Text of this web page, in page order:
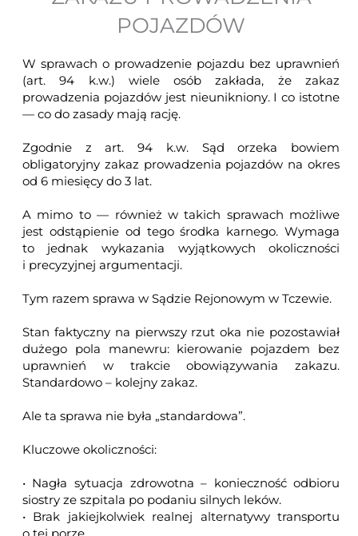
POJAZDÓW
W sprawach o prowadzenie pojazdu bez uprawnień
(art. 94 k.w.) wiele osób zakłada, że zakaz
prowadzenia pojazdów jest nieunikniony. I co istotne
— co do zasady mają rację.
Zgodnie z art. 94 k.w. Sąd orzeka bowiem
obligatoryjny zakaz prowadzenia pojazdów na okres
od 6 miesięcy do 3 lat.
A mimo to — również w takich sprawach możliwe
jest odstąpienie od tego środka karnego. Wymaga
to jednak wykazania wyjątkowych okoliczności
i precyzyjnej argumentacji.
Tym razem sprawa w Sądzie Rejonowym w Tczewie.
Stan faktyczny na pierwszy rzut oka nie pozostawiał
dużego pola manewru: kierowanie pojazdem bez
uprawnień w trakcie obowiązywania zakazu.
Standardowo – kolejny zakaz.
Ale ta sprawa nie była „standardowa”.
Kluczowe okoliczności:
• Nagła sytuacja zdrowotna – konieczność odbioru
siostry ze szpitala po podaniu silnych leków.
• Brak jakiejkolwiek realnej alternatywy transportu